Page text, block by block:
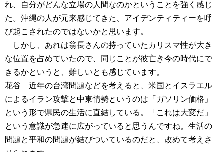
れ、自分がどんな立場の人間なのかということを強く感じ
た。沖縄の人が元来感じてきた、アイデンティティーを呼
び起こされたのではないかと思います。
しかし、あれは翁長さんの持っていたカリスマ性が大き
な位置を占めていたので、同じことが彼亡き今の時代にで
きるかというと、難しいとも感じています。
花谷 近年の台湾問題などを考えると、米国とイスラエル
によるイラン攻撃と中東情勢というのは「ガソリン価格」
という形で県民の生活に直結している。「これは大変だ」
という意識が急速に広がっていると思うんですね。生活の
問題と平和の問題が結びついているのだと、改めて考えさ